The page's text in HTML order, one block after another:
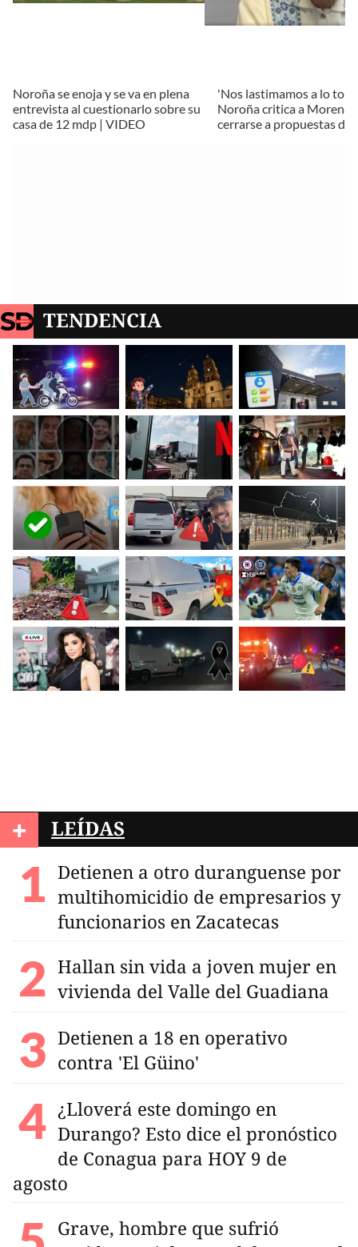
Noroña se enoja y se va en plena
entrevista al cuestionarlo sobre su
casa de 12 mdp | VIDEO
'Nos lastimamos a lo
Noroña critica a Morena
cerrarse a propuestas
TENDENCIA
+ LEÍDAS
Detienen a otro duranguense por
multihomicidio de empresarios y
funcionarios en Zacatecas
Hallan sin vida a joven mujer en
vivienda del Valle del Guadiana
Detienen a 18 en operativo
contra 'El Güino'
¿Lloverá este domingo en
Durango? Esto dice el pronóstico
de Conagua para HOY 9 de
agosto
Grave, hombre que sufrió